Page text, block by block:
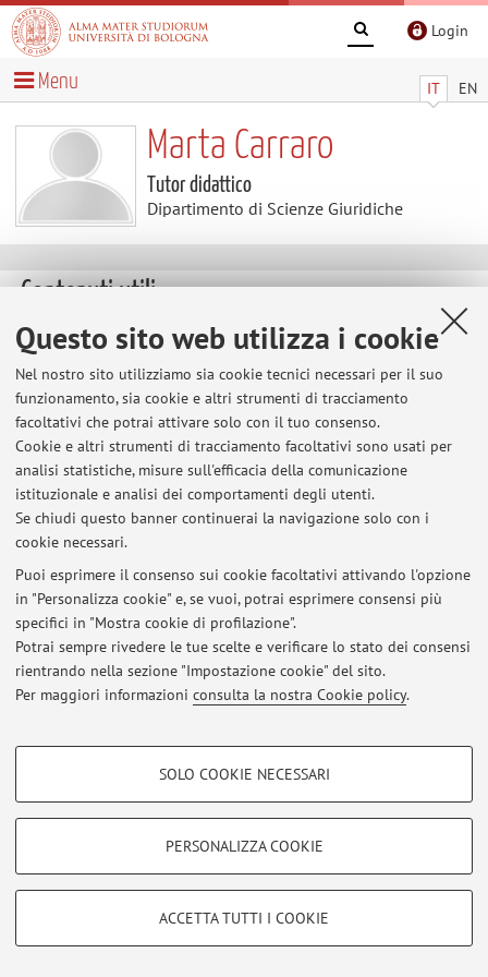
Questo sito web utilizza i cookie
Nel nostro sito utilizziamo sia cookie tecnici necessari per il suo
funzionamento, sia cookie e altri strumenti di tracciamento
facoltativi che potrai attivare solo con il tuo consenso.
Cookie e altri strumenti di tracciamento facoltativi sono usati per
analisi statistiche, misure sull'efficacia della comunicazione
istituzionale e analisi dei comportamenti degli utenti.
Se chiudi questo banner continuerai la navigazione solo con i
cookie necessari.
Puoi esprimere il consenso sui cookie facoltativi attivando l'opzione
in "Personalizza cookie" e, se vuoi, potrai esprimere consensi più
specifici in "Mostra cookie di profilazione".
Potrai sempre rivedere le tue scelte e verificare lo stato dei consensi
rientrando nella sezione "Impostazione cookie" del sito.
Per maggiori informazioni consulta la nostra Cookie policy.
COOKIE DI PROFILAZIONE - FACOLTATIVI
COOKIE TECNICI - NECESSARI
Si tratta di cookie tecnici utilizzati, a titolo esemplificativo, per il corretto
SOLO COOKIE NECESSARI
PERSONALIZZA COOKIE
ACCETTA TUTTI I COOKIE
Login
IT EN
Menu
Marta Carraro
Tutor didattico
Dipartimento di Scienze Giuridiche
Contenuti utili
Al momento non sono presenti contenuti.
Ultimi avvisi
Al momento non sono presenti avvisi.
Area riservata
Accedi tramiteloginper gestire tutti i contenuti del sito.
Zamboni, 33 - 40126 Bologna - Partita IVA: 01131710376